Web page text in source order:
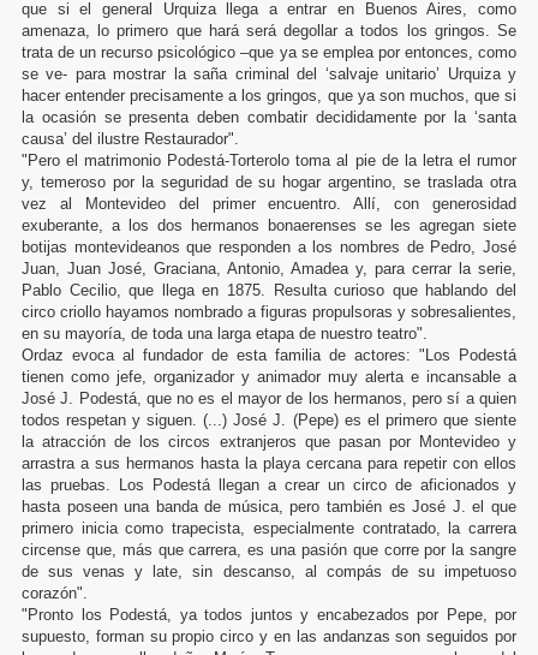
que si el general Urquiza llega a entrar en Buenos Aires, como
amenaza, lo primero que hará será degollar a todos los gringos. Se
trata de un recurso psicológico –que ya se emplea por entonces, como
se ve- para mostrar la saña criminal del ‘salvaje unitario’ Urquiza y
hacer entender precisamente a los gringos, que ya son muchos, que si
la ocasión se presenta deben combatir decididamente por la ‘santa
causa’ del ilustre Restaurador".
"Pero el matrimonio Podestá-Torterolo toma al pie de la letra el rumor
y, temeroso por la seguridad de su hogar argentino, se traslada otra
vez al Montevideo del primer encuentro. Allí, con generosidad
exuberante, a los dos hermanos bonaerenses se les agregan siete
botijas montevideanos que responden a los nombres de Pedro, José
Juan, Juan José, Graciana, Antonio, Amadea y, para cerrar la serie,
Pablo Cecilio, que llega en 1875. Resulta curioso que hablando del
circo criollo hayamos nombrado a figuras propulsoras y sobresalientes,
en su mayoría, de toda una larga etapa de nuestro teatro".
Ordaz evoca al fundador de esta familia de actores: "Los Podestá
tienen como jefe, organizador y animador muy alerta e incansable a
José J. Podestá, que no es el mayor de los hermanos, pero sí a quien
todos respetan y siguen. (...) José J. (Pepe) es el primero que siente
la atracción de los circos extranjeros que pasan por Montevideo y
arrastra a sus hermanos hasta la playa cercana para repetir con ellos
las pruebas. Los Podestá llegan a crear un circo de aficionados y
hasta poseen una banda de música, pero también es José J. el que
primero inicia como trapecista, especialmente contratado, la carrera
circense que, más que carrera, es una pasión que corre por la sangre
de sus venas y late, sin descanso, al compás de su impetuoso
corazón".
"Pronto los Podestá, ya todos juntos y encabezados por Pepe, por
supuesto, forman su propio circo y en las andanzas son seguidos por